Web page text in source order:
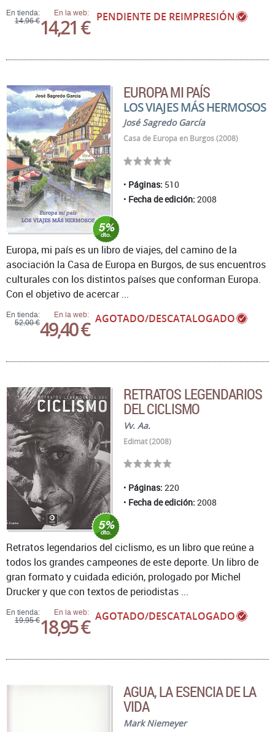
En tienda:
14,96 €
En la web:
14,21 € PENDIENTE DE REIMPRESIÓN
EUROPA MI PAÍS
LOS VIAJES MÁS HERMOSOS
José Sagredo García
Casa de Europa en Burgos (2008)
Páginas: 510
Fecha de edición: 2008
En tienda:
52,00 €
En la web:
49,40 € AGOTADO/DESCATALOGADO
Europa, mi país es un libro de viajes, del camino de la
asociación la Casa de Europa en Burgos, de sus encuentros
culturales con los distintos países que conforman Europa.
Con el objetivo de acercar ...
RETRATOS LEGENDARIOS
DEL CICLISMO
Vv. Aa.
Edimat (2008)
Páginas: 220
Fecha de edición: 2008
En tienda:
19,95 €
En la web:
18,95 € AGOTADO/DESCATALOGADO
Retratos legendarios del ciclismo, es un libro que reúne a
todos los grandes campeones de este deporte. Un libro de
gran formato y cuidada edición, prologado por Michel
Drucker y que con textos de periodistas ...
AGUA, LA ESENCIA DE LA
VIDA
Mark Niemeyer